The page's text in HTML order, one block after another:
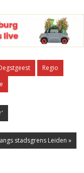
Regio
stadsgrens Leiden »